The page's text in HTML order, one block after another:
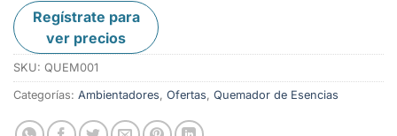
Regístrate para
ver precios
SKU: QUEM001
Categorías: Ambientadores, Ofertas, Quemador de Esencias